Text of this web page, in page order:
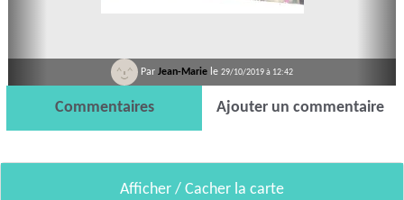
Par Jean-Marie le 29/10/2019 à 12:42
Commentaires Ajouter un commentaire
Afficher / Cacher la carte